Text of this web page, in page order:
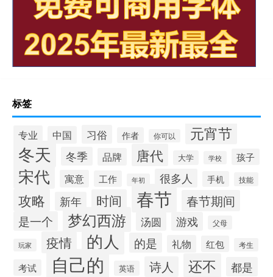
标签
专业 中国 习俗 作者 你可以 元宵节
冬天 冬季 品牌 唐代 大学 学校 孩子
宋代 寓意 工作 年初 很多人 手机 技能
攻略 新年 时间 春节 春节期间
是一个 梦幻西游 汤圆 游戏 父母
玩家 疫情 的人 的是 礼物 红包 考生
考试 自己的 英语 诗人 还不 都是